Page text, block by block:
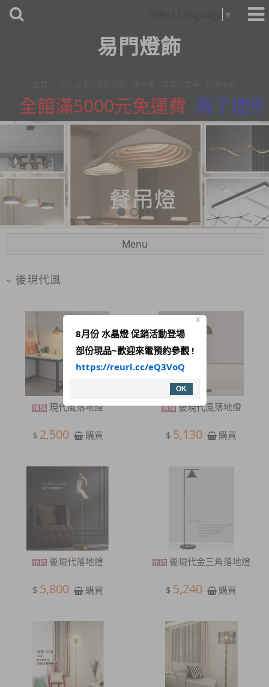
▼
易門燈飾
全館滿5000元免運費 為了提供
Menu
後現代風
現代風落地燈
$ 2,500 購買
後現代風落地燈
$ 5,130 購買
後現代落地燈
$ 5,800 購買
後現代金三角落地燈
$ 5,240 購買
X
8月份 水晶燈 促銷活動登場
部份現品~歡迎來電預約參觀 !
https://reurl.cc/eQ3VoQ
OK